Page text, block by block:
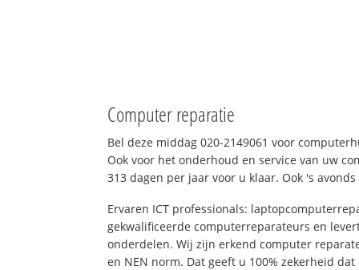
Computer reparatie
Bel deze middag 020-2149061 voor
Ook voor het onderhoud en service van uw
313 dagen per jaar voor u klaar. Ook 's
Ervaren ICT professionals:
gekwalificeerde computerreparateurs en
onderdelen. Wij zijn erkend computer
en NEN norm. Dat geeft u 100% zekerheid